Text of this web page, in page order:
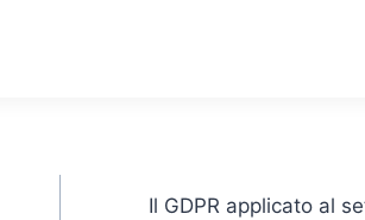
Il GDPR applicato al